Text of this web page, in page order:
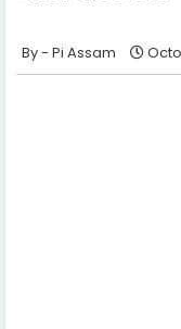
Pi Assam